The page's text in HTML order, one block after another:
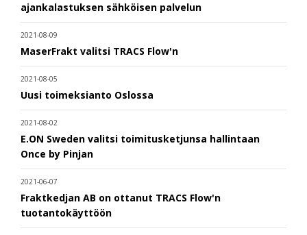
ajankalastuksen sähköisen palvelun
2021-08-09
MaserFrakt valitsi TRACS Flow'n
2021-08-05
Uusi toimeksianto Oslossa
2021-08-02
E.ON Sweden valitsi toimitusketjunsa hallintaan
Once by Pinjan
2021-06-07
Fraktkedjan AB on ottanut TRACS Flow'n
tuotantokäyttöön